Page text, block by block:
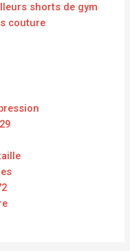
shorts de gym
couture